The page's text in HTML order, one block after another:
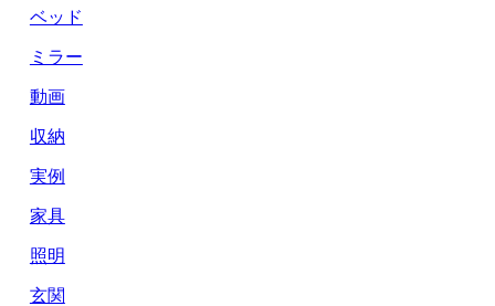
ベッド
ミラー
動画
収納
実例
家具
照明
玄関